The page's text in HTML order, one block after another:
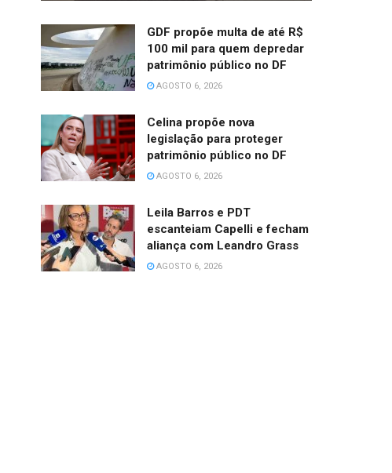
GDF propõe multa de até R$
100 mil para quem depredar
patrimônio público no DF
AGOSTO 6, 2026
Celina propõe nova
legislação para proteger
patrimônio público no DF
AGOSTO 6, 2026
Leila Barros e PDT
escanteiam Capelli e fecham
aliança com Leandro Grass
AGOSTO 6, 2026